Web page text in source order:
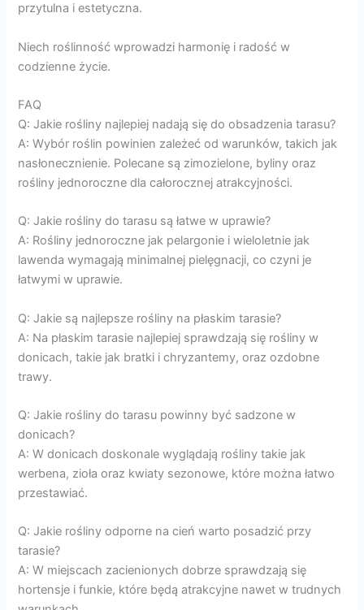
przytulna i estetyczna.
Niech roślinność wprowadzi harmonię i radość w
codzienne życie.
FAQ
Q: Jakie rośliny najlepiej nadają się do obsadzenia tarasu?
A: Wybór roślin powinien zależeć od warunków, takich jak
nasłonecznienie. Polecane są zimozielone, byliny oraz
rośliny jednoroczne dla całorocznej atrakcyjności.
Q: Jakie rośliny do tarasu są łatwe w uprawie?
A: Rośliny jednoroczne jak pelargonie i wieloletnie jak
lawenda wymagają minimalnej pielęgnacji, co czyni je
łatwymi w uprawie.
Q: Jakie są najlepsze rośliny na płaskim tarasie?
A: Na płaskim tarasie najlepiej sprawdzają się rośliny w
donicach, takie jak bratki i chryzantemy, oraz ozdobne
trawy.
Q: Jakie rośliny do tarasu powinny być sadzone w
donicach?
A: W donicach doskonale wyglądają rośliny takie jak
werbena, zioła oraz kwiaty sezonowe, które można łatwo
przestawiać.
Q: Jakie rośliny odporne na cień warto posadzić przy
tarasie?
A: W miejscach zacienionych dobrze sprawdzają się
hortensje i funkie, które będą atrakcyjne nawet w trudnych